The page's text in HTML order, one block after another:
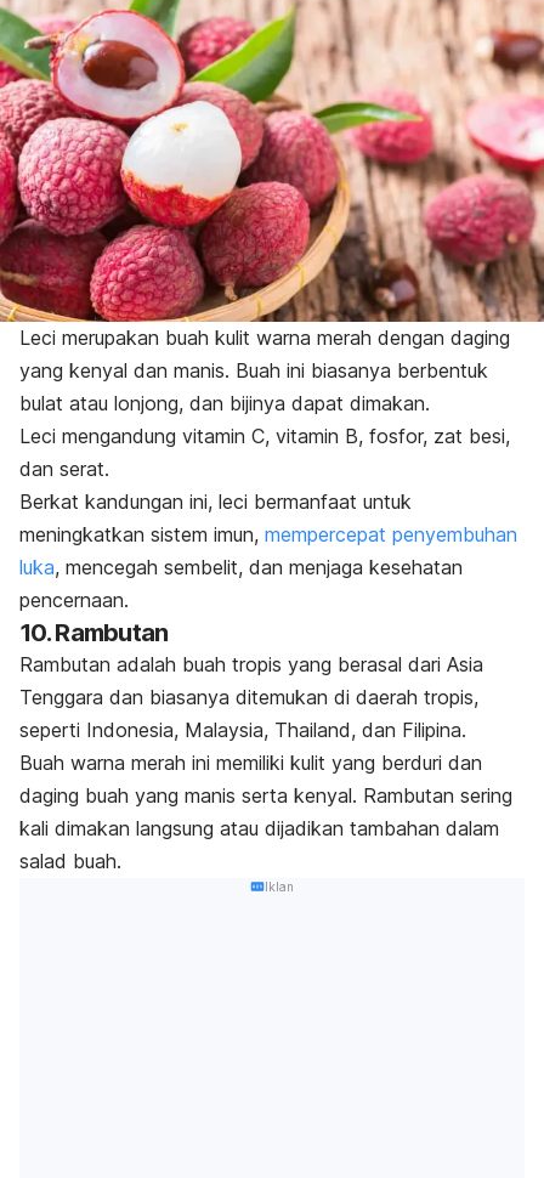
Leci merupakan buah kulit warna merah dengan daging
yang kenyal dan manis. Buah ini biasanya berbentuk
bulat atau lonjong, dan bijinya dapat dimakan.
Leci mengandung vitamin C, vitamin B, fosfor, zat besi,
dan serat.
Berkat kandungan ini, leci bermanfaat untuk
meningkatkan sistem imun, mempercepat penyembuhan
luka, mencegah sembelit, dan menjaga kesehatan
pencernaan.
10. Rambutan
Rambutan adalah buah tropis yang berasal dari Asia
Tenggara dan biasanya ditemukan di daerah tropis,
seperti Indonesia, Malaysia, Thailand, dan Filipina.
Buah warna merah ini memiliki kulit yang berduri dan
daging buah yang manis serta kenyal. Rambutan sering
kali dimakan langsung atau dijadikan tambahan dalam
salad buah.
Iklan